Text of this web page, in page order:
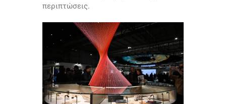
περιπτώσεις.